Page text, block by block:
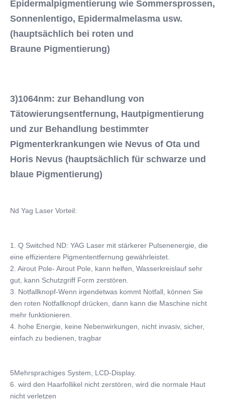
Epidermalpigmentierung wie Sommersprossen,
Sonnenlentigo, Epidermalmelasma usw.
(hauptsächlich bei roten und
Braune Pigmentierung)
3)1064nm: zur Behandlung von
Tätowierungsentfernung, Hautpigmentierung
und zur Behandlung bestimmter
Pigmenterkrankungen wie Nevus of Ota und
Horis Nevus (hauptsächlich für schwarze und
blaue Pigmentierung)
Nd Yag Laser Vorteil:
1. Q Switched ND: YAG Laser mit stärkerer Pulsenenergie, die
eine effizientere Pigmententfernung gewährleistet.
2. Airout Pole- Airout Pole, kann helfen, Wasserkreislauf sehr
gut, kann Schutzgriff Form zerstören.
3. Notfallknopf-Wenn irgendetwas kommt Notfall, können Sie
den roten Notfallknopf drücken, dann kann die Maschine nicht
mehr funktionieren.
4. hohe Energie, keine Nebenwirkungen, nicht invasiv, sicher,
einfach zu bedienen, tragbar
5Mehrsprachiges System, LCD-Display.
6. wird den Haarfollikel nicht zerstören, wird die normale Haut
nicht verletzen